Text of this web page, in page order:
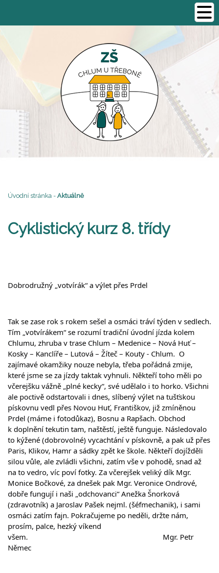
Úvodní stránka - Aktuálně
Cyklistický kurz 8. třídy
Dobrodružný „votvírák“ a výlet přes Prdel
Tak se zase rok s rokem sešel a osmáci tráví týden v sedlech.
Tím „votvírákem“ se rozumí tradiční úvodní jízda kolem
Chlumu, zhruba v trase Chlum – Medenice – Nová Huť –
Kosky – Kanclíře – Lutová – Žíteč – Kouty - Chlum.  O
zajímavé okamžiky nouze nebyla, třeba pořádná zmije,
které jsme se za jízdy taktak vyhnuli. Někteří toho měli po
včerejšku vážně „plné kecky“, své udělalo i to horko. Všichni
ale poctivě odstartovali i dnes, slíbený výlet na tušťskou
pískovnu vedl přes Novou Huť, Františkov, již zmíněnou
Prdel (máme i fotodůkaz), Bosnu a Rapšach. Obchod
k doplnění tekutin tam, naštěstí, ještě funguje. Následovalo
to kýžené (dobrovolné) vycachtání v pískovně, a pak už přes
Paris, Klikov, Hamr a sádky zpět ke škole. Někteří dojížděli
silou vůle, ale zvládli všichni, zatím vše v pohodě, snad až
na to vedro, víc poví fotky. Za včerejšek veliký dík Mgr.
Monice Bočkové, za dnešek pak Mgr. Veronice Ondrové,
dobře fungují i naši „odchovanci“ Anežka Šnorková
(zdravotník) a Jaroslav Pašek nejml. (šéfmechanik), i sami
osmáci zatím fajn. Pokračujeme po neděli, držte nám,
prosím, palce, hezký víkend
všem.                                                                     Mgr. Petr
Němec